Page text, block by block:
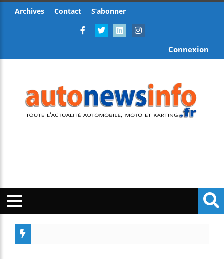
Archives Contact S’abonner
Connexion